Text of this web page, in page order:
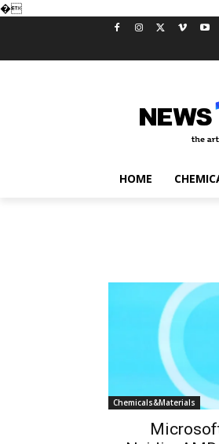
�
HOME
Chemicals&Materials